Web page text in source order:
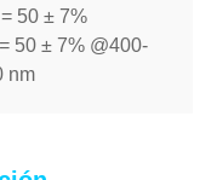
50 ± 7%
50 ± 7% @400-
nm